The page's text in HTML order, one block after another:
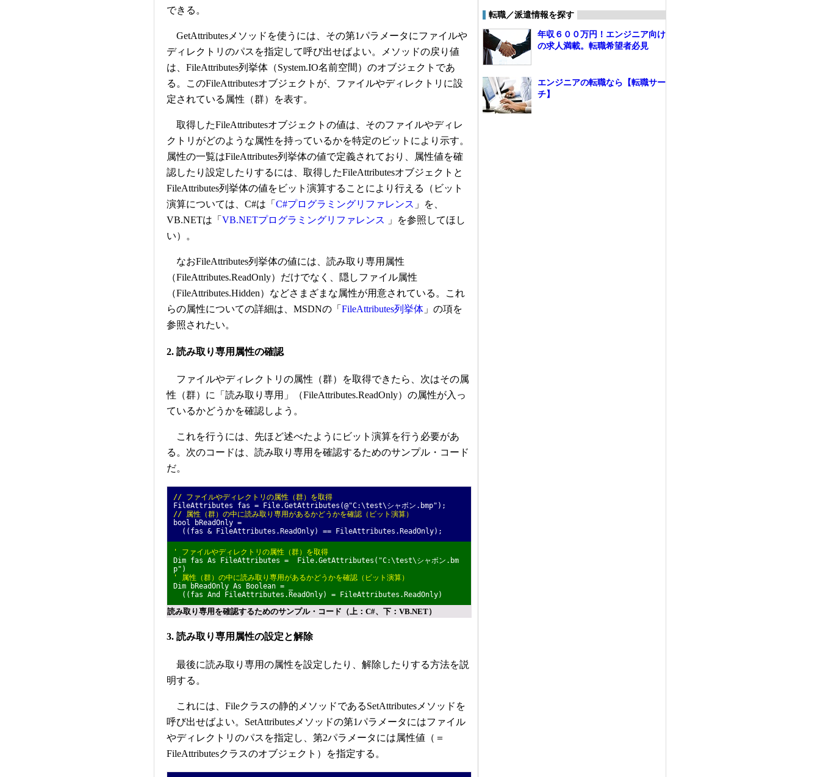
できる。
GetAttributesメソッドを使うには、その第1パラメータにファイルや
ディレクトリのパスを指定して呼び出せばよい。メソッドの戻り値
は、FileAttributes列挙体（System.IO名前空間）のオブジェクトであ
る。このFileAttributesオブジェクトが、ファイルやディレクトリに設
定されている属性（群）を表す。
取得したFileAttributesオブジェクトの値は、そのファイルやディレ
クトリがどのような属性を持っているかを特定のビットにより示す。
属性の一覧はFileAttributes列挙体の値で定義されており、属性値を確
認したり設定したりするには、取得したFileAttributesオブジェクトと
FileAttributes列挙体の値をビット演算することにより行える（ビット
演算については、C#は「 C#プログラミングリファレンス 」を、
VB.NETは「 VB.NETプログラミングリファレンス
」を参照してほし
い）。
なおFileAttributes列挙体の値には、読み取り専用属性
（FileAttributes.ReadOnly）だけでなく、隠しファイル属性
（FileAttributes.Hidden）などさまざまな属性が用意されている。これ
らの属性についての詳細は、MSDNの「 FileAttributes列挙体 」の項を
参照されたい。
2. 読み取り専用属性の確認
ファイルやディレクトリの属性（群）を取得できたら、次はその属
性（群）に「読み取り専用」（FileAttributes.ReadOnly）の属性が入っ
ているかどうかを確認しよう。
これを行うには、先ほど述べたようにビット演算を行う必要があ
る。次のコードは、読み取り専用を確認するためのサンプル・コード
だ。
// ファイルやディレクトリの属性（群）を取得
FileAttributes fas = File.GetAttributes(@"C:\test\シャボン.bmp");
// 属性（群）の中に読み取り専用があるかどうかを確認（ビット演算）
bool bReadOnly =
((fas & FileAttributes.ReadOnly) == FileAttributes.ReadOnly);
' ファイルやディレクトリの属性（群）を取得
Dim fas As FileAttributes = File.GetAttributes("C:\test\シャボン.bm
p")
' 属性（群）の中に読み取り専用があるかどうかを確認（ビット演算）
Dim bReadOnly As Boolean = _
((fas And FileAttributes.ReadOnly) = FileAttributes.ReadOnly)
読み取り専用を確認するためのサンプル・コード（上：C#、下：VB.NET）
3. 読み取り専用属性の設定と解除
最後に読み取り専用の属性を設定したり、解除したりする方法を説
明する。
これには、Fileクラスの静的メソッドであるSetAttributesメソッドを
呼び出せばよい。SetAttributesメソッドの第1パラメータにはファイル
やディレクトリのパスを指定し、第2パラメータには属性値（＝
FileAttributesクラスのオブジェクト）を指定する。
転職／派遣情報を探す
年収６００万円！エンジニア向け
の求人満載。転職希望者必見
エンジニアの転職なら【転職サー
チ】